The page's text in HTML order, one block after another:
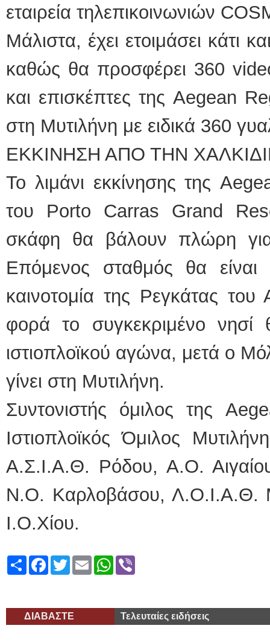
εταιρεία τηλεπικοινωνιών
Μάλιστα, έχει ετοιμάσει κάτι
καθώς θα προσφέρει 360
και επισκέπτες της Aegean
στη Μυτιλήνη με ειδικά 360
ΕΚΚΙΝΗΣΗ ΑΠΟ ΤΗΝ
Το λιμάνι εκκίνησης της
του Porto Carras Grand
σκάφη θα βάλουν πλώρη
Επόμενος σταθμός θα είναι
καινοτομία της Ρεγκάτας
φορά το συγκεκριμένο νησί
ιστιοπλοϊκού αγώνα, μετά o
γίνει στη Μυτιλήνη.
Συντονιστής όμιλος της
Ιστιοπλοϊκός Όμιλος
Α.Σ.Ι.Α.Θ. Ρόδου, A.O.
Ν.Ο. Καρλοβάσου, Λ.Ο.Ι.Α.Θ.
Ι.Ο.Χίου.
ShareFacebook
TwitterEmailWhatsApp
ΔΙΑΒΑΣΤΕ Τελευταίες ειδήσεις